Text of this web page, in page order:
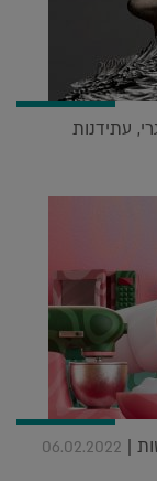
עתידנות
|
06.02.2022